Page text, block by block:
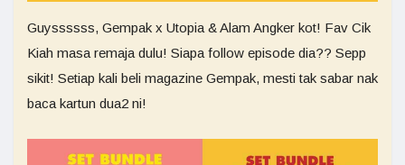
Guyssssss, Gempak x Utopia & Alam Angker kot! Fav Cik
Kiah masa remaja dulu! Siapa follow episode dia?? Sepp
sikit! Setiap kali beli magazine Gempak, mesti tak sabar nak
baca kartun dua2 ni!